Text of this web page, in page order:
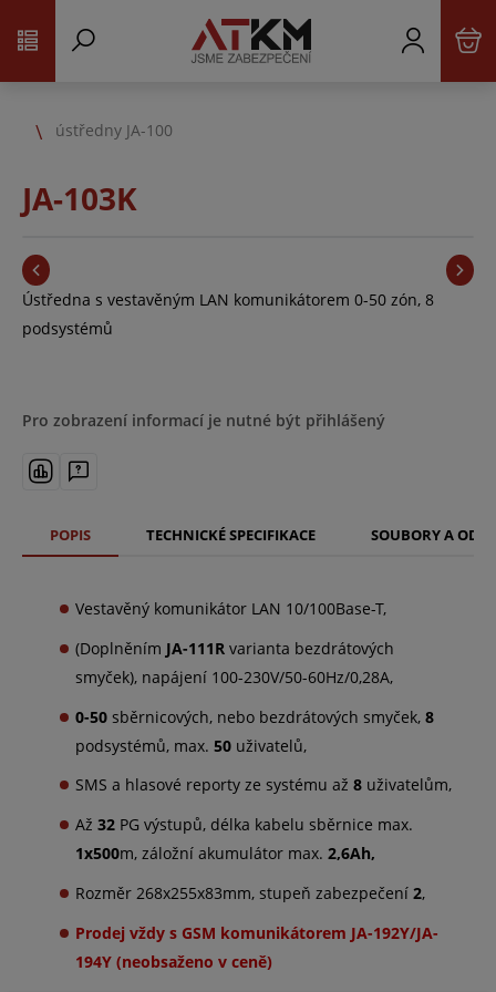
ústředny JA-100
JA-103K
Ústředna s vestavěným LAN komunikátorem 0-50 zón, 8
podsystémů
Pro zobrazení informací je nutné být přihlášený
POPIS TECHNICKÉ SPECIFIKACE SOUBORY A
Vestavěný komunikátor LAN 10/100Base-T,
(Doplněním JA-111R varianta bezdrátových
smyček), napájení 100-230V/50-60Hz/0,28A,
0-50 sběrnicových, nebo bezdrátových smyček, 8
podsystémů, max. 50 uživatelů,
SMS a hlasové reporty ze systému až 8 uživatelům,
Až 32 PG výstupů, délka kabelu sběrnice max.
1x500m, záložní akumulátor max. 2,6Ah,
Rozměr 268x255x83mm, stupeň zabezpečení 2,
Prodej vždy s GSM komunikátorem JA-192Y/JA-
194Y (neobsaženo v ceně)